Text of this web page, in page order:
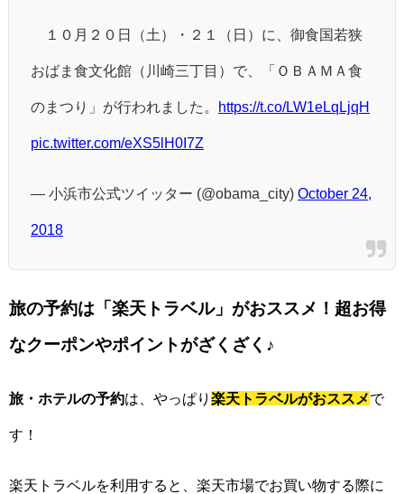
１０月２０日（土）・２１（日）に、御食国若狭
おばま食文化館（川崎三丁目）で、「ＯＢＡＭＡ食
のまつり」が行われました。 https://t.co/LW1eLqLjqH
pic.twitter.com/eXS5lH0I7Z
— 小浜市公式ツイッター (@obama_city) October 24,
2018
旅の予約は「楽天トラベル」がおススメ！超お得
なクーポンやポイントがざくざく♪
旅・ホテルの予約は、やっぱり 楽天トラベルがおススメで
す！
楽天トラベルを利用すると、楽天市場でお買い物する際に